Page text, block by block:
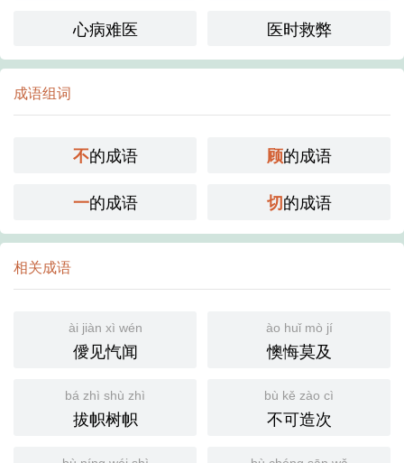
心病难医
医时救弊
成语组词
不的成语 顾的成语
一的成语 切的成语
相关成语
ài jiàn xì wén
僾见忾闻
ào huǐ mò jí
懊悔莫及
bá zhì shù zhì
拔帜树帜
bù kě zào cì
不可造次